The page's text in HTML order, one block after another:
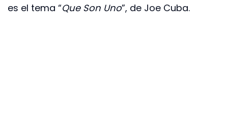
es el tema “Que Son Uno”, de Joe Cuba.